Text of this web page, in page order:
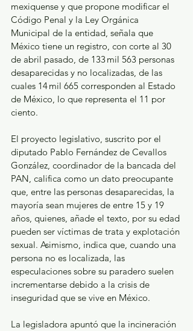
mexiquense y que propone modificar el
Código Penal y la Ley Orgánica
Municipal de la entidad, señala que
México tiene un registro, con corte al 30
de abril pasado, de 133 mil 563 personas
desaparecidas y no localizadas, de las
cuales 14 mil 665 corresponden al Estado
de México, lo que representa el 11 por
ciento.
El proyecto legislativo, suscrito por el
diputado Pablo Fernández de Cevallos
González, coordinador de la bancada del
PAN, califica como un dato preocupante
que, entre las personas desaparecidas, la
mayoría sean mujeres de entre 15 y 19
años, quienes, añade el texto, por su edad
pueden ser víctimas de trata y explotación
sexual. Asimismo, indica que, cuando una
persona no es localizada, las
especulaciones sobre su paradero suelen
incrementarse debido a la crisis de
inseguridad que se vive en México.
La legisladora apuntó que la incineración